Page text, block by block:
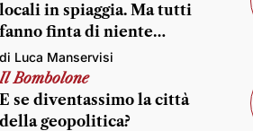
locali in spiaggia. Ma tutti
fanno finta di niente…
di Luca Manservisi
Il Bombolone
E se diventassimo la città
della geopolitica?